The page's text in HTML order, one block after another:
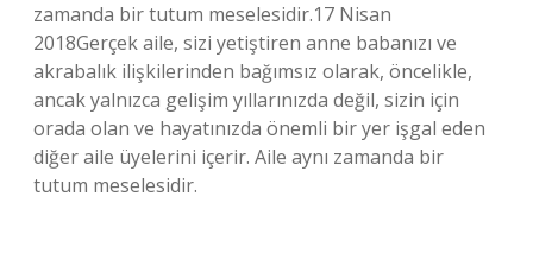
zamanda bir tutum meselesidir.17 Nisan
2018Gerçek aile, sizi yetiştiren anne babanızı ve
akrabalık ilişkilerinden bağımsız olarak, öncelikle,
ancak yalnızca gelişim yıllarınızda değil, sizin için
orada olan ve hayatınızda önemli bir yer işgal eden
diğer aile üyelerini içerir. Aile aynı zamanda bir
tutum meselesidir.